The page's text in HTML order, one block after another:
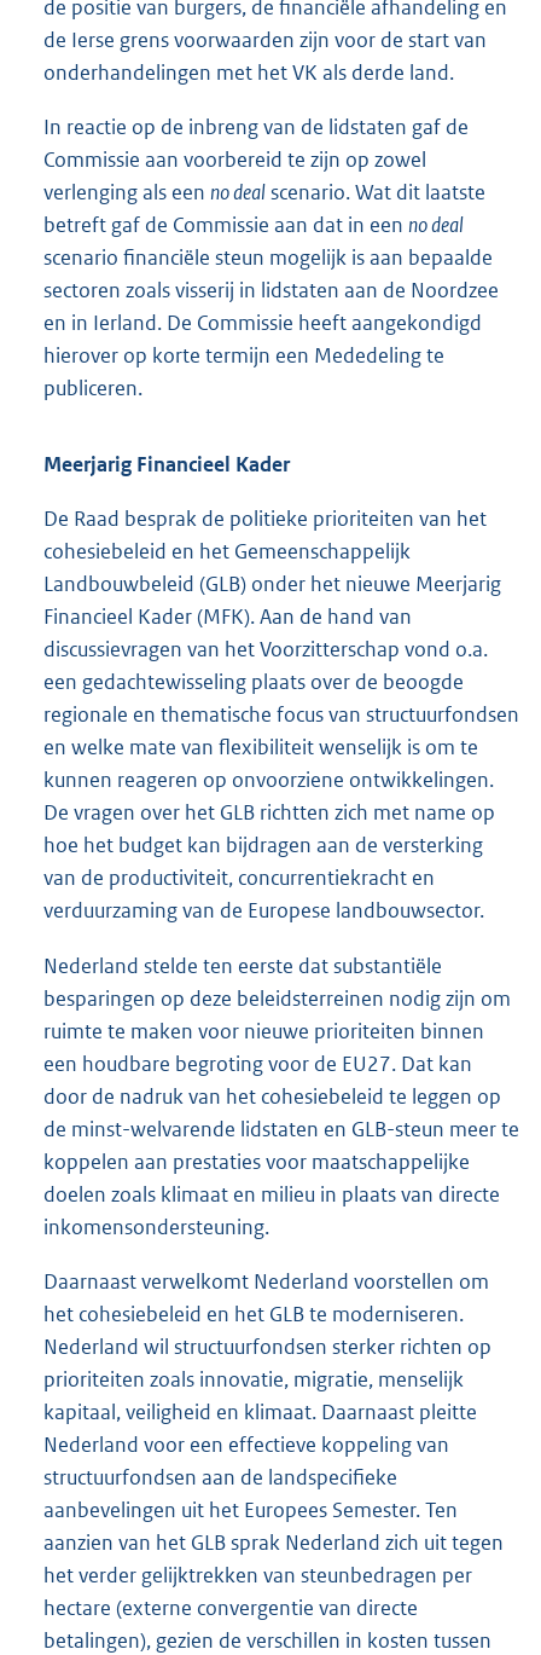
de positie van burgers, de financiële afhandeling en
de Ierse grens voorwaarden zijn voor de start van
onderhandelingen met het VK als derde land.
In reactie op de inbreng van de lidstaten gaf de
Commissie aan voorbereid te zijn op zowel
verlenging als een no dealscenario. Wat dit laatste
betreft gaf de Commissie aan dat in een no deal
scenario financiële steun mogelijk is aan bepaalde
sectoren zoals visserij in lidstaten aan de Noordzee
en in Ierland. De Commissie heeft aangekondigd
hierover op korte termijn een Mededeling te
publiceren.
Meerjarig Financieel Kader
De Raad besprak de politieke prioriteiten van het
cohesiebeleid en het Gemeenschappelijk
Landbouwbeleid (GLB) onder het nieuwe Meerjarig
Financieel Kader (MFK). Aan de hand van
discussievragen van het Voorzitterschap vond o.a.
een gedachtewisseling plaats over de beoogde
regionale en thematische focus van structuurfondsen
en welke mate van flexibiliteit wenselijk is om te
kunnen reageren op onvoorziene ontwikkelingen.
De vragen over het GLB richtten zich met name op
hoe het budget kan bijdragen aan de versterking
van de productiviteit, concurrentiekracht en
verduurzaming van de Europese landbouwsector.
Nederland stelde ten eerste dat substantiële
besparingen op deze beleidsterreinen nodig zijn om
ruimte te maken voor nieuwe prioriteiten binnen
een houdbare begroting voor de EU27. Dat kan
door de nadruk van het cohesiebeleid te leggen op
de minst-welvarende lidstaten en GLB-steun meer te
koppelen aan prestaties voor maatschappelijke
doelen zoals klimaat en milieu in plaats van directe
inkomensondersteuning.
Daarnaast verwelkomt Nederland voorstellen om
het cohesiebeleid en het GLB te moderniseren.
Nederland wil structuurfondsen sterker richten op
prioriteiten zoals innovatie, migratie, menselijk
kapitaal, veiligheid en klimaat. Daarnaast pleitte
Nederland voor een effectieve koppeling van
structuurfondsen aan de landspecifieke
aanbevelingen uit het Europees Semester. Ten
aanzien van het GLB sprak Nederland zich uit tegen
het verder gelijktrekken van steunbedragen per
hectare (externe convergentie van directe
betalingen), gezien de verschillen in kosten tussen